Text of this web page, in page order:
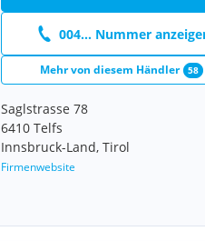
004... Nummer
Mehr von diesem Händler 58
Saglstrasse 78
6410 Telfs
Innsbruck-Land, Tirol
Firmenwebsite